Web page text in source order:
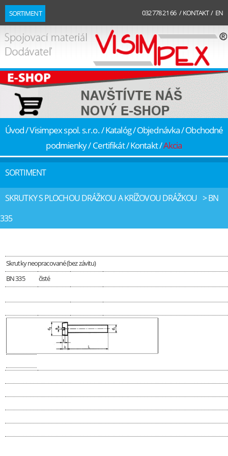
SORTIMENT 032 778 21 66 /KONTAKT/ EN
Úvod/Visimpex spol. s.r.o./Katalóg/Objednávka/Obchodné
podmienky/Certifikát/Kontakt/Akcia
SORTIMENT
SKRUTKY S PLOCHOU DRÁŽKOU A KRÍŽOVOU DRÁŽKOU > BN
335
Skrutky neopracované (bez závitu)
BN 335
čisté